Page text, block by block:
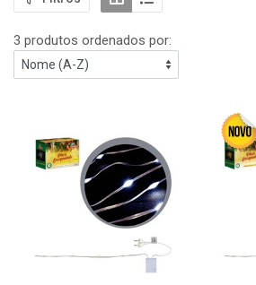
3 produtos ordenados por: